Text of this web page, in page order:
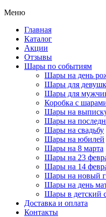
Меню
Главная
Каталог
Акции
Отзывы
Шары по событиям
Шары на день
Шары для
Шары для
Коробка с
Шары на
Шары на
Шары на свадьбу
Шары на юбилей
Шары на 8 марта
Шары на 23
Шары на 14
Шары на новый
Шары на день
Шары в детский
Доставка и оплата
Контакты